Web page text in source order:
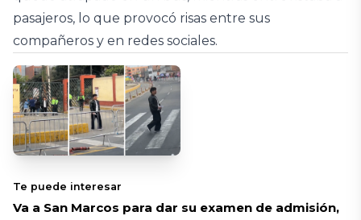
pasajeros, lo que provocó risas entre sus
compañeros y en redes sociales.
Te puede interesar
Va a San Marcos para dar su examen de admisión,